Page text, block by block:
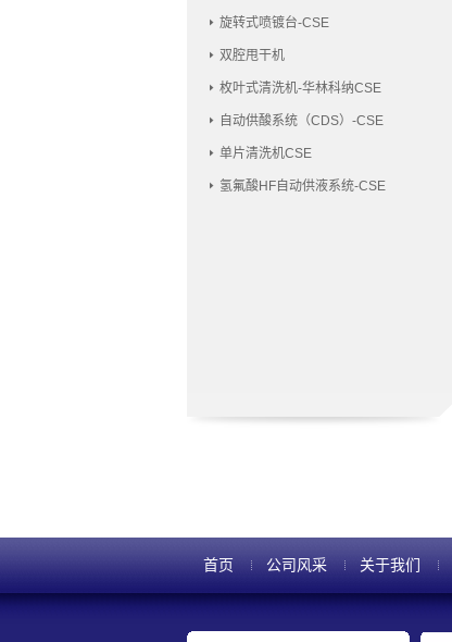
旋转式喷镀台-CSE
双腔甩干机
枚叶式清洗机-华林科纳CSE
自动供酸系统（CDS）-CSE
单片清洗机CSE
氢氟酸HF自动供液系统-CSE
首页 公司风采 关于我们